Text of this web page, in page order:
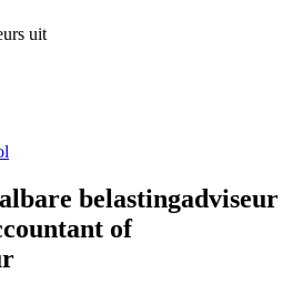
uit
belastingadviseur
of